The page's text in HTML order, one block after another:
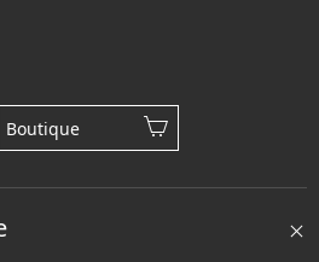
Boutique